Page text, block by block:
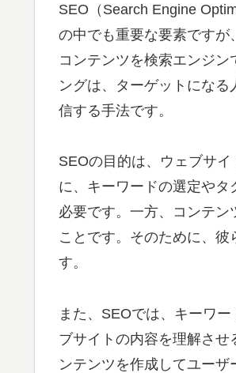
SEO（Search Engine
の中でも重要な要素です
コンテンツを検索エンジ
ングは、ターゲットにな
信する手法です。
SEOの目的は、ウェブサ
に、キーワードの選定や
必要です。一方、コンテ
ことです。そのために、
す。
また、SEOでは、キーワ
ブサイトの内容を理解さ
ンテンツを作成してユーザ